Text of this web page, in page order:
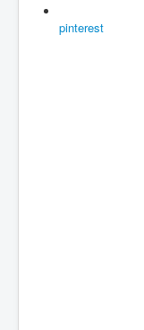
pinterest